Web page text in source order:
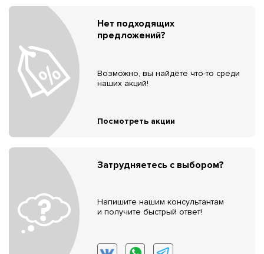
Нет подходящих
предложений?
Возможно, вы найдёте что-то среди
наших акций!
Посмотреть акции
Затрудняетесь с выбором?
Напишите нашим консультантам
и получите быстрый ответ!